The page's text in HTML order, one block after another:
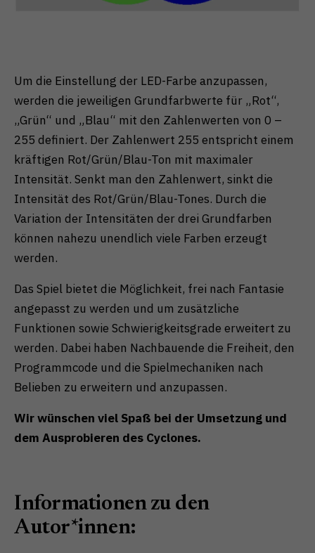
Um die Einstellung der LED-Farbe anzupassen,
werden die jeweiligen Grundfarbwerte für „Rot“,
„Grün“ und „Blau“ mit den Zahlenwerten von 0 –
255 definiert. Der Zahlenwert 255 entspricht einem
kräftigen Rot/Grün/Blau-Ton mit maximaler
Intensität. Senkt man den Zahlenwert, sinkt die
Intensität des Rot/Grün/Blau-Tones. Durch die
Variation der Intensitäten der drei Grundfarben
können nahezu unendlich viele Farben erzeugt
werden.
Das Spiel bietet die Möglichkeit, frei nach Fantasie
angepasst zu werden und um zusätzliche
Funktionen sowie Schwierigkeitsgrade erweitert zu
werden. Dabei haben Nachbauende die Freiheit, den
Programmcode und die Spielmechaniken nach
Belieben zu erweitern und anzupassen.
Wir wünschen viel Spaß bei der Umsetzung und
dem Ausprobieren des Cyclones.
Informationen zu den
Autor*innen: